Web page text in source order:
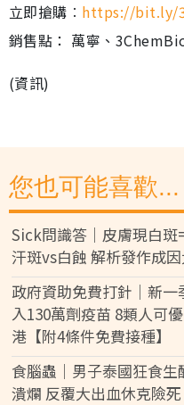
立即搶購︰ https://bit.ly/
銷售點： 萬寧、
(資訊)
您也可能喜歡...
Sick問識答｜皮膚現白
汗斑vs白蝕 解析發作成
政府資助免費打針｜新
入130萬劑疫苗 8類人可
港【附4條件免費接種】
食腦蟲｜男子泰國狂食
潰爛 反覆大出血休克險死